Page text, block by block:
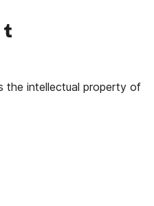
आमच्या टंबलर खात्याला भेट द्या.
the intellectual property of